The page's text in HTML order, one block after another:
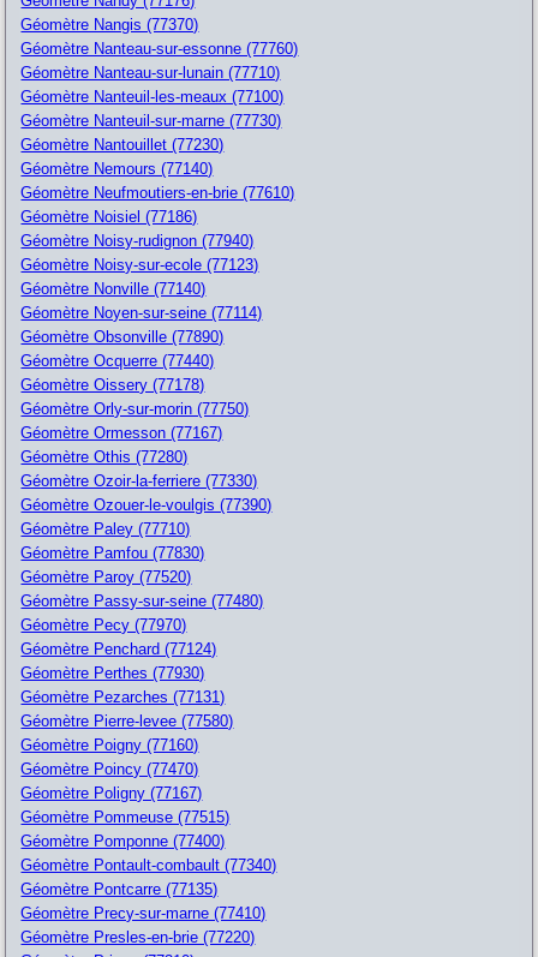
Géomètre Nangis (77370)
Géomètre Nanteau-sur-essonne (77760)
Géomètre Nanteau-sur-lunain (77710)
Géomètre Nanteuil-les-meaux (77100)
Géomètre Nanteuil-sur-marne (77730)
Géomètre Nantouillet (77230)
Géomètre Nemours (77140)
Géomètre Neufmoutiers-en-brie (77610)
Géomètre Noisiel (77186)
Géomètre Noisy-rudignon (77940)
Géomètre Noisy-sur-ecole (77123)
Géomètre Nonville (77140)
Géomètre Noyen-sur-seine (77114)
Géomètre Obsonville (77890)
Géomètre Ocquerre (77440)
Géomètre Oissery (77178)
Géomètre Orly-sur-morin (77750)
Géomètre Ormesson (77167)
Géomètre Othis (77280)
Géomètre Ozoir-la-ferriere (77330)
Géomètre Ozouer-le-voulgis (77390)
Géomètre Paley (77710)
Géomètre Pamfou (77830)
Géomètre Paroy (77520)
Géomètre Passy-sur-seine (77480)
Géomètre Pecy (77970)
Géomètre Penchard (77124)
Géomètre Perthes (77930)
Géomètre Pezarches (77131)
Géomètre Pierre-levee (77580)
Géomètre Poigny (77160)
Géomètre Poincy (77470)
Géomètre Poligny (77167)
Géomètre Pommeuse (77515)
Géomètre Pomponne (77400)
Géomètre Pontault-combault (77340)
Géomètre Pontcarre (77135)
Géomètre Precy-sur-marne (77410)
Géomètre Presles-en-brie (77220)